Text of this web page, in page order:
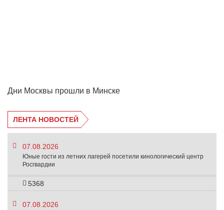
Дни Москвы прошли в Минске
ЛЕНТА НОВОСТЕЙ
07.08.2026
Юные гости из летних лагерей посетили кинологический центр
Росгвардии
5368
07.08.2026